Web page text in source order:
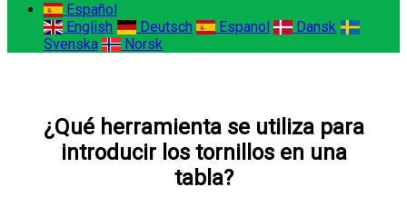
Español
English
Deutsch Espanol
Dansk
Svenska
Norsk
¿Qué herramienta se utiliza para
introducir los tornillos en una
tabla?